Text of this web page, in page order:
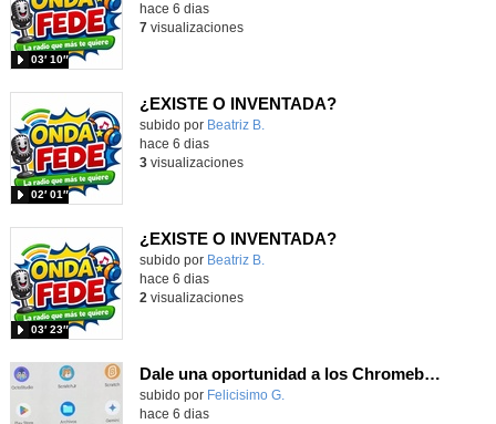
03′ 10″
hace 6 dias
7visualizaciones
¿EXISTE O INVENTADA?
Contenido educativo.
subido por Beatriz B.
02′ 01″
hace 6 dias
3visualizaciones
¿EXISTE O INVENTADA?
Contenido educativo.
subido por Beatriz B.
03′ 23″
hace 6 dias
2 visualizaciones
Dale una oportunidad a los Chromebooks y utiliza un proyector para realizar talleres si no tienes pantallas táctiles
Contenido educativo.
subido por Felicisimo G.
hace 6 dias